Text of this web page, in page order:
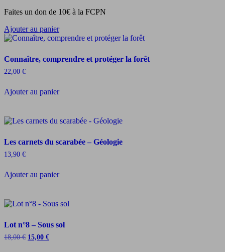
Faites un don de 10€ à la FCPN
Ajouter au panier
Connaître, comprendre et protéger la forêt
22,00 €
Ajouter au panier
Les carnets du scarabée – Géologie
13,90 €
Ajouter au panier
Lot n°8 – Sous sol
18,00€ Le
15,00 €Le